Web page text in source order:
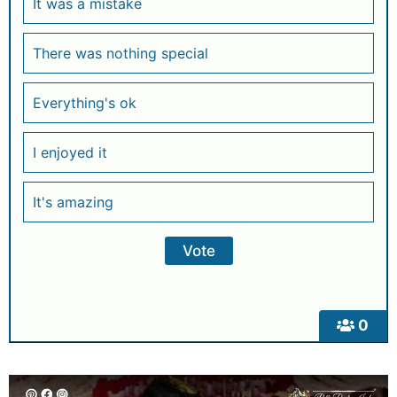
0
It was a mistake
There was nothing special
Everything's ok
I enjoyed it
It's amazing